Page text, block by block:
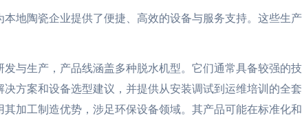
地陶瓷企业提供了便捷、高效的设备与服务支持。这些生
发与生产，产品线涵盖多种脱水机型。它们通常具备较强的
方案和设备选型建议，并提供从安装调试到运维培训的全套
加工制造优势，涉足环保设备领域。其产品可能在标准化和